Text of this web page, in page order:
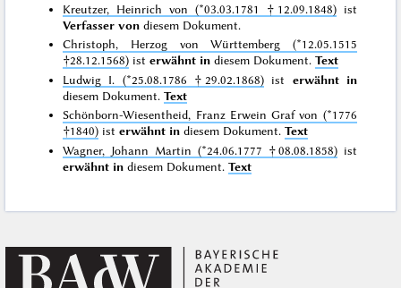
Kreutzer, Heinrich von (*03.03.1781 †12.09.1848)ist
Verfasser von diesem Dokument.
Christoph, Herzog von Württemberg (*12.05.1515
†28.12.1568) isterwähnt in diesem Dokument.Text
Ludwig I. (*25.08.1786 †29.02.1868) ist erwähnt in
diesem Dokument.Text
Schönborn-Wiesentheid, Franz Erwein Graf von (*1776
†1840) isterwähnt in diesem Dokument.Text
Wagner, Johann Martin (*24.06.1777 †08.08.1858)ist
erwähnt in diesem Dokument.Text